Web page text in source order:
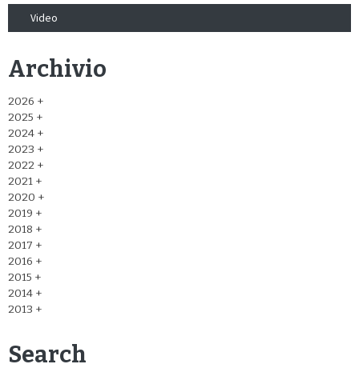
Video
Archivio
2026
2025
2024
2023
2022
2021
2020
2019
2018
2017
2016
2015
2014
2013
Search